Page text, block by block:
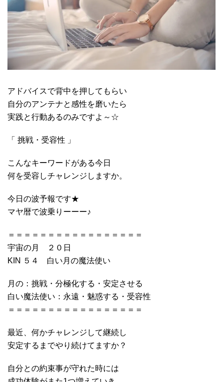
アドバイスで背中を押してもらい
自分のアンテナと感性を磨いたら
実践と行動あるのみですよ～☆
「 挑戦・受容性 」
こんなキーワードがある今日
何を受容しチャレンジしますか。
今日の波予報です★
マヤ暦で波乗りーーー♪
＝＝＝＝＝＝＝＝＝＝＝＝＝＝＝＝＝
宇宙の月 ２０日
KIN ５４ 白い月の魔法使い
月の：挑戦・分極化する・安定させる
白い魔法使い：永遠・魅惑する・受容性
＝＝＝＝＝＝＝＝＝＝＝＝＝＝＝＝＝
最近、何かチャレンジして継続し
安定するまでやり続けてますか？
自分との約束事が守れた時には